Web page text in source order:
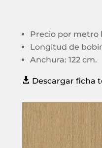
Precio por metro
Longitud de
Anchura: 122 cm.
 Descargar ficha